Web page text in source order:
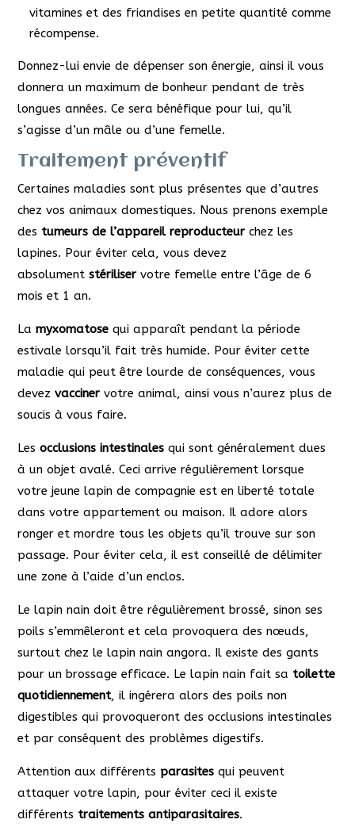
vitamines et des friandises en petite quantité comme
récompense.
Donnez-lui envie de dépenser son énergie, ainsi il vous
donnera un maximum de bonheur pendant de très
longues années. Ce sera bénéfique pour lui, qu’il
s’agisse d’un mâle ou d’une femelle.
Traitement préventif
Certaines maladies sont plus présentes que d’autres
chez vos animaux domestiques. Nous prenons exemple
des tumeurs de l’appareil reproducteur chez les
lapines. Pour éviter cela, vous devez
absolument stériliser votre femelle entre l’âge de 6
mois et 1 an.
La myxomatose qui apparaît pendant la période
estivale lorsqu’il fait très humide. Pour éviter cette
maladie qui peut être lourde de conséquences, vous
devez vacciner votre animal, ainsi vous n’aurez plus de
soucis à vous faire.
Les occlusions intestinales qui sont généralement dues
à un objet avalé. Ceci arrive régulièrement lorsque
votre jeune lapin de compagnie est en liberté totale
dans votre appartement ou maison. Il adore alors
ronger et mordre tous les objets qu’il trouve sur son
passage. Pour éviter cela, il est conseillé de délimiter
une zone à l’aide d’un enclos.
Le lapin nain doit être régulièrement brossé, sinon ses
poils s’emmêleront et cela provoquera des nœuds,
surtout chez le lapin nain angora. Il existe des gants
pour un brossage efficace. Le lapin nain fait sa toilette
quotidiennement, il ingérera alors des poils non
digestibles qui provoqueront des occlusions intestinales
et par conséquent des problèmes digestifs.
Attention aux différents parasites qui peuvent
attaquer votre lapin, pour éviter ceci il existe
différents traitements antiparasitaires.